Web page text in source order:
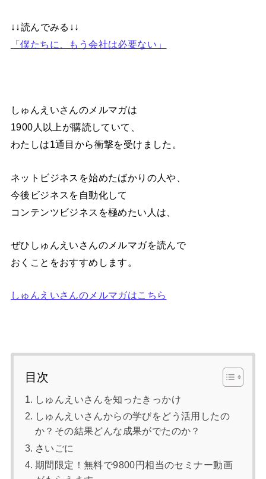
↓↓読んでみる↓↓
「僕たちに、もう会社は必要ない」
しゅんえいさんのメルマガは
1900人以上が購読していて、
わたしは1通目から衝撃を受けました。
ネットビジネスを始めたばかりの人や、
今後ビジネスを自動化して
コンテンツビジネスを極めたい人は、
ぜひしゅんえいさんのメルマガを読んで
おくことをおすすめします。
しゅんえいさんのメルマガはこちら
目次
しゅんえいさんを知ったきっかけ
しゅんえいさんからの学びをどう活用したの
か？その結果どんな成果がでたのか？
さいごに
期間限定！無料で9800円相当のセミナー動画